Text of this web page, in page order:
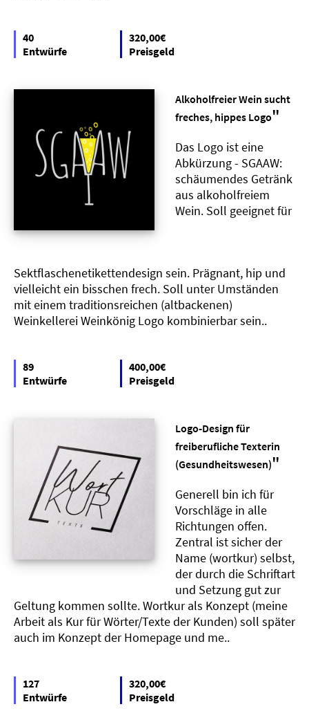
40
Entwürfe
320,00€
Preisgeld
Alkoholfreier Wein sucht
freches, hippes Logo"
Das Logo ist eine
Abkürzung - SGAAW:
schäumendes Getränk
aus alkoholfreiem
Wein. Soll geeignet für
Sektflaschenetikettendesign sein. Prägnant, hip und
vielleicht ein bisschen frech. Soll unter Umständen
mit einem traditionsreichen (altbackenen)
Weinkellerei Weinkönig Logo kombinierbar sein..
89
Entwürfe
400,00€
Preisgeld
Logo-Design für
freiberufliche Texterin
(Gesundheitswesen)"
Generell bin ich für
Vorschläge in alle
Richtungen offen.
Zentral ist sicher der
Name (wortkur) selbst,
der durch die Schriftart
und Setzung gut zur
Geltung kommen sollte. Wortkur als Konzept (meine
Arbeit als Kur für Wörter/Texte der Kunden) soll später
auch im Konzept der Homepage und me..
127
Entwürfe
320,00€
Preisgeld